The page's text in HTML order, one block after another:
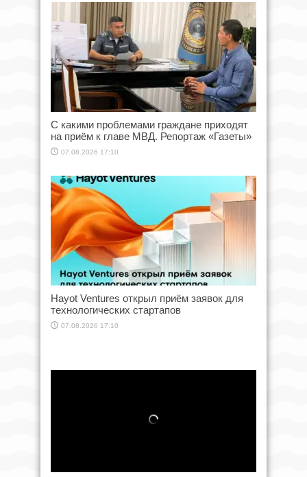
С какими проблемами граждане приходят
на приём к главе МВД. Репортаж «Газеты»
07.08.2026 17:10
Hayot Ventures открыл приём заявок для
технологических стартапов
07.08.2026 17:10